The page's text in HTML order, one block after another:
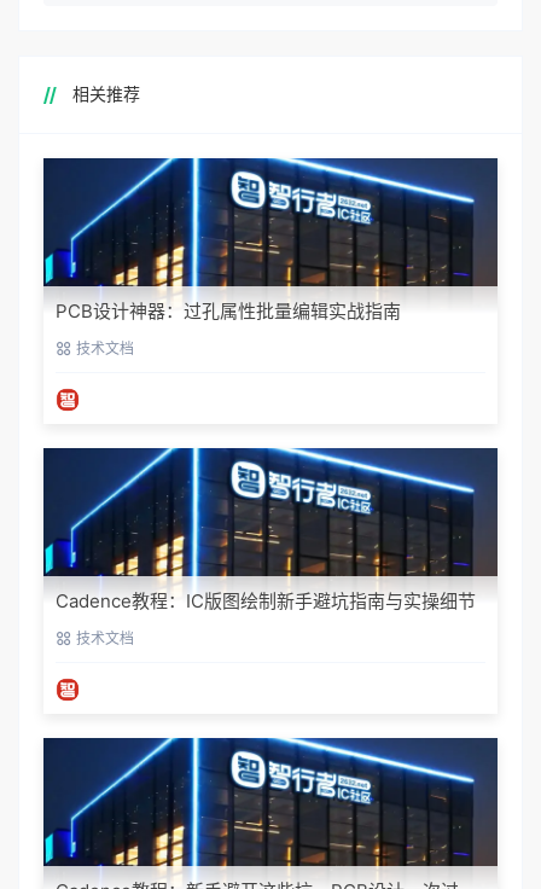
相关推荐
PCB设计神器：过孔属性批量编辑实战指南
技术文档
Cadence教程：IC版图绘制新手避坑指南与实操细节
技术文档